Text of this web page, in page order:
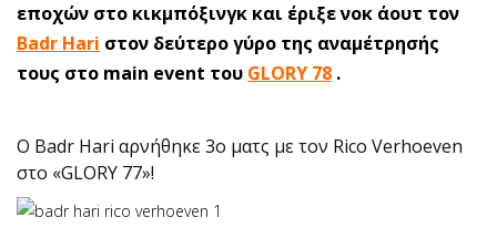
εποχών στο κικμπόξινγκ και έριξε νοκ άουτ τον
Badr Hari στον δεύτερο γύρο της αναμέτρησής
τους στο main event του GLORY 78 .
O Badr Hari αρνήθηκε 3ο ματς με τον Rico Verhoeven
στο «GLORY 77»!